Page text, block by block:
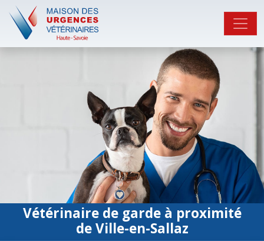
Vétérinaire de garde à proximité
de Ville-en-Sallaz